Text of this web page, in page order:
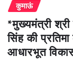
कुमाऊं
*मुख्यमंत्री
सिंह की
आधारभूत